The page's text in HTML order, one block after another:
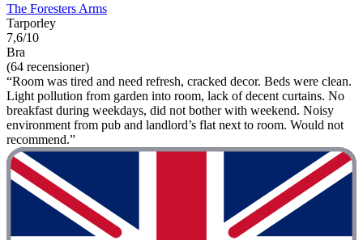
The Foresters Arms
Tarporley
7,6/10
Bra
(64 recensioner)
“Room was tired and need refresh, cracked decor. Beds were clean.
Light pollution from garden into room, lack of decent curtains. No
breakfast during weekdays, did not bother with weekend. Noisy
environment from pub and landlord’s flat next to room. Would not
recommend.”